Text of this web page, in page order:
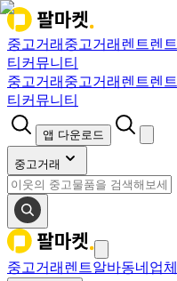
중고거래 중고거래 렌트렌트
티 커뮤니티
중고거래 중고거래 렌트렌트
티 커뮤니티
앱 다운로드
중고거래
중고거래 렌트알바동네업체